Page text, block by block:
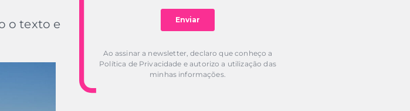
o texto e
Ao assinar a newsletter, declaro que conheço a
Política de Privacidade e autorizo a utilização das
minhas informações.